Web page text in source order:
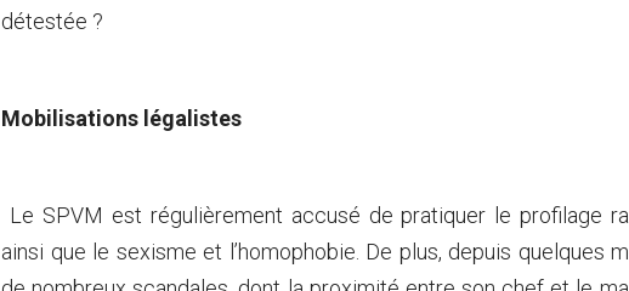
détestée ?
Mobilisations légalistes
Le SPVM est régulièrement accusé de pratiquer le profilage
ainsi que le sexisme et l’homophobie. De plus, depuis quelques